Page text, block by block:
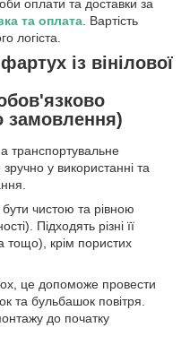
оплати та доставки за
та оплата . Вартість
логіста.
із вінілової
замовлення)
транспортувальне
у використанні та
чистою та рівною
Підходять різні її
крім пористих
це допоможе провести
та бульбашок повітря.
до початку